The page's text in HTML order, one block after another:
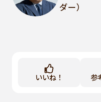
ダー）
いいね！ 参